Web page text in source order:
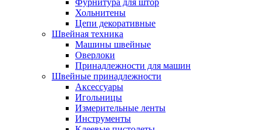
Фурнитура для штор
Хольнитены
Цепи декоративные
Швейная техника
Машины швейные
Оверлоки
Принадлежности для машин
Швейные принадлежности
Аксессуары
Игольницы
Измерительные ленты
Инструменты